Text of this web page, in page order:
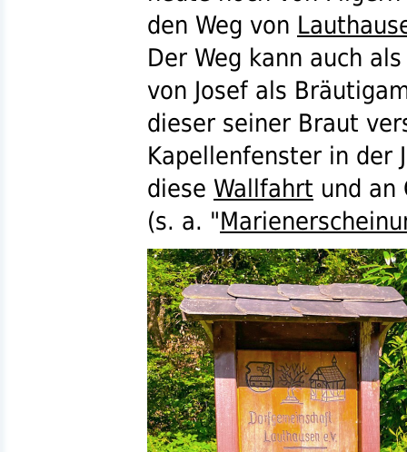
den Weg von
Der Weg kann auch
von Josef als
dieser seiner Braut
Kapellenfenster in der
diese Wallfahrt und
(s. a. "